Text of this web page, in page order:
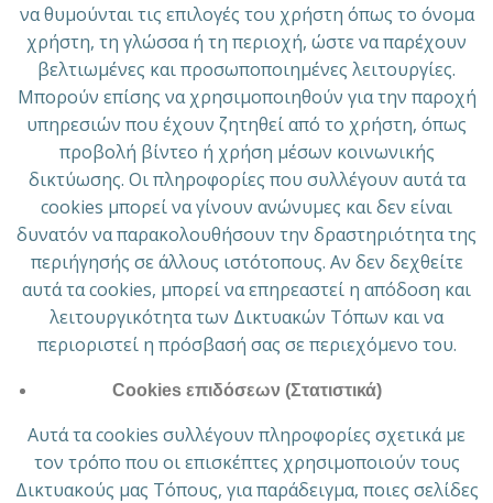
να θυμούνται τις επιλογές του χρήστη όπως το όνομα
χρήστη, τη γλώσσα ή τη περιοχή, ώστε να παρέχουν
βελτιωμένες και προσωποποιημένες λειτουργίες.
Μπορούν επίσης να χρησιμοποιηθούν για την παροχή
υπηρεσιών που έχουν ζητηθεί από το χρήστη, όπως
προβολή βίντεο ή χρήση μέσων κοινωνικής
δικτύωσης. Οι πληροφορίες που συλλέγουν αυτά τα
cookies μπορεί να γίνουν ανώνυμες και δεν είναι
δυνατόν να παρακολουθήσουν την δραστηριότητα της
περιήγησής σε άλλους ιστότοπους. Αν δεν δεχθείτε
αυτά τα cookies, μπορεί να επηρεαστεί η απόδοση και
λειτουργικότητα των Δικτυακών Τόπων και να
περιοριστεί η πρόσβασή σας σε περιεχόμενο του.
Cookies επιδόσεων (Στατιστικά)
Αυτά τα cookies συλλέγουν πληροφορίες σχετικά με
τον τρόπο που οι επισκέπτες χρησιμοποιούν τους
Δικτυακούς μας Τόπους, για παράδειγμα, ποιες σελίδες